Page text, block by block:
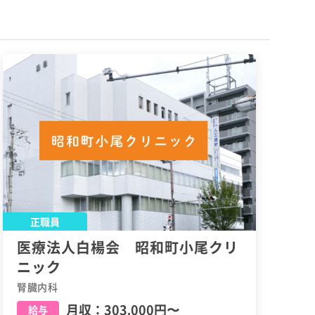
正職員
医療法人白楊会 昭和町小尾クリ
ニック
腎臓内科
給与
月収： 303,000円〜